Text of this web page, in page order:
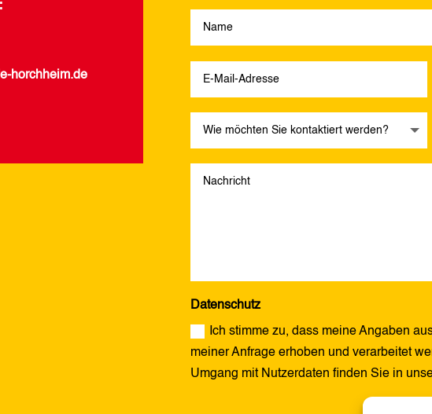
horchheim.de
Datenschutz
Ich stimme zu, dass meine Angaben
meiner Anfrage erhoben und verarbeitet
Umgang mit Nutzerdaten finden Sie in